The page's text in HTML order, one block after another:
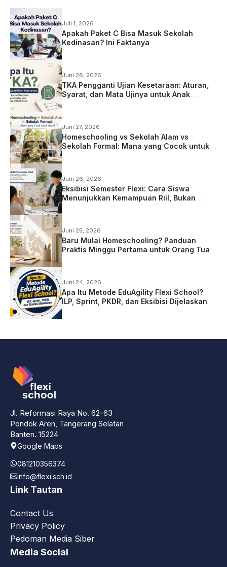
Juli 1, 2026
Apakah Paket C Bisa Masuk Sekolah
Kedinasan? Ini Faktanya
Juni 28, 2026
TKA Pengganti Ujian Kesetaraan: Aturan,
Syarat, dan Mata Ujinya untuk Anak
Juni 27, 2026
Homeschooling vs Sekolah Alam vs
Sekolah Formal: Mana yang Cocok untuk
Juni 26, 2026
Eksibisi Semester Flexi: Cara Siswa
Menunjukkan Kemampuan Riil, Bukan
Juni 25, 2026
Baru Mulai Homeschooling? Panduan
Praktis Minggu Pertama untuk Orang Tua
Juni 24, 2026
Apa Itu Metode EduAgility Flexi School?
ILP, Sprint, PKDR, dan Eksibisi Dijelaskan
Jl. Reformasi Raya No. 62-63
Pondok Aren, Tangerang Selatan
Banten. 15224
Google Maps
081210356374
info@flexi.sch.id
Link Tautan
Contact Us
Privacy Policy
Pedoman Media Siber
Media Social